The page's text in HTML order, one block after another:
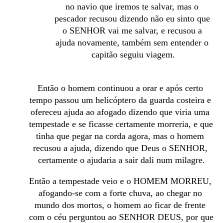
no navio que iremos te salvar, mas o
pescador recusou dizendo não eu sinto que
o SENHOR vai me salvar, e recusou a
ajuda novamente, também sem entender o
capitão seguiu viagem.
Então o homem continuou a orar e após certo
tempo passou um helicóptero da guarda costeira e
ofereceu ajuda ao afogado dizendo que viria uma
tempestade e se ficasse certamente morreria, e que
tinha que pegar na corda agora, mas o homem
recusou a ajuda, dizendo que Deus o SENHOR,
certamente o ajudaria a sair dali num milagre.
Então a tempestade veio e o HOMEM MORREU,
afogando-se com a forte chuva, ao chegar no
mundo dos mortos, o homem ao ficar de frente
com o céu perguntou ao SENHOR DEUS, por que